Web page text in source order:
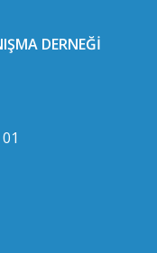
DERNEĞİ